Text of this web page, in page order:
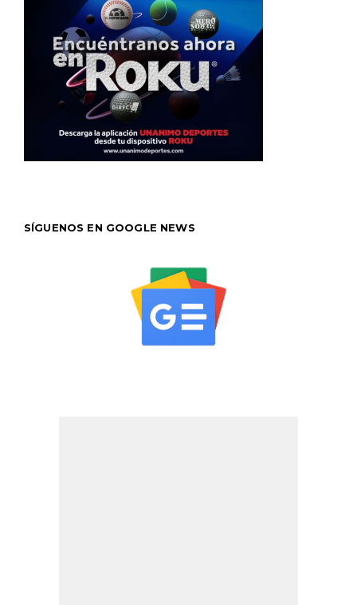
SÍGUENOS EN GOOGLE NEWS